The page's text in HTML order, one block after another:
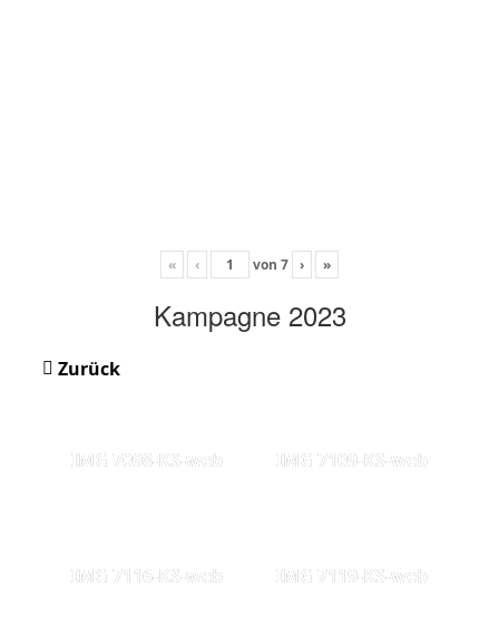
« ‹ von 7 › »
Kampagne 2023
Zurück
IMG 7098-KS-web IMG 7109-KS-web
IMG 7116-KS-web IMG 7119-KS-web